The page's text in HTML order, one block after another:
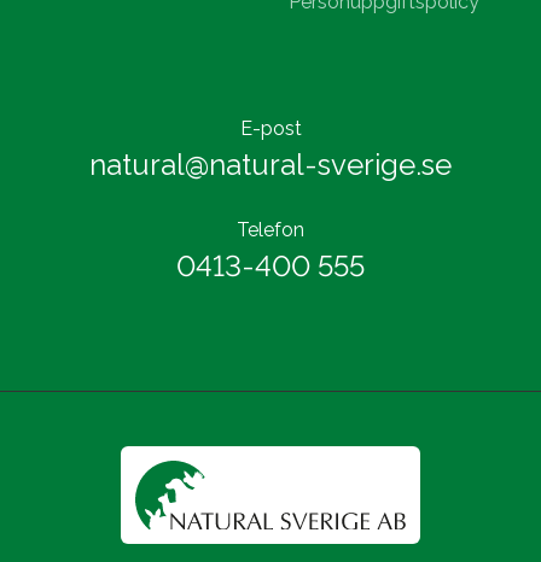
E-post
natural@natural-sverige.se
Telefon
0413-400 555